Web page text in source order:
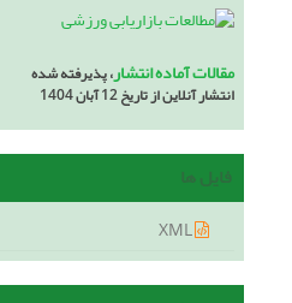
مقالات آماده انتشار، پذیرفته شده
انتشار آنلاین از تاریخ 12 آبان 1404
فایل ها